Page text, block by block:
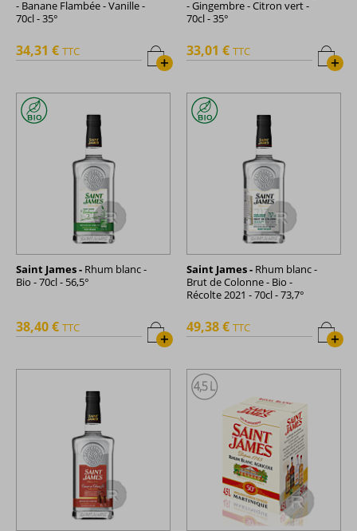
- Banane Flambée - Vanille -
70cl - 35°
+
34,31 € TTC
- Gingembre - Citron vert -
70cl - 35°
+
33,01 € TTC
Saint James - Rhum blanc -
Bio - 70cl - 56,5°
+
38,40 € TTC
Saint James - Rhum blanc -
Brut de Colonne - Bio -
Récolte 2021 - 70cl - 73,7°
+
49,38 € TTC